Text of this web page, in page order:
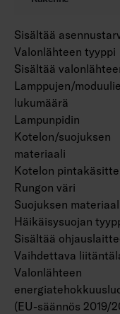
Sisältää
Valonlähteen tyyppi
Sisältää
Lamppujen/
lukumäärä
Lampunpidin
Kotelon/suojuksen
materiaali
Kotelon
Rungon väri
Suojuksen
Häikäisysuojan
Sisältää
Vaihdettava
Valonlähteen
(EU-säännös 2019/